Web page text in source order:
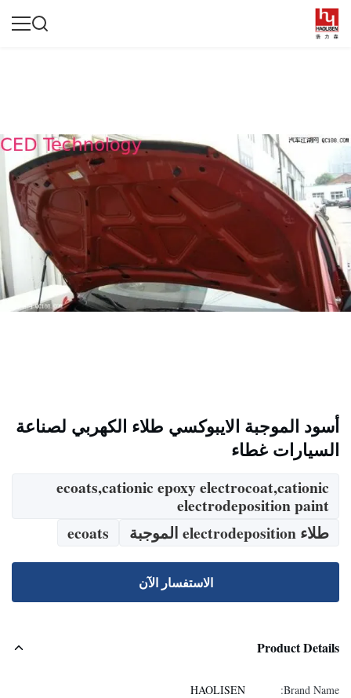
أسود الموجبة الايبوكسي طلاء الكهربي لصناعة
السيارات غطاء
ecoats,cationic epoxy electrocoat,cationic
electrodeposition paint
طلاء electrodeposition الموجبة
ecoats
الاستفسار الآن
Product Details
Brand Name:
HAOLISEN